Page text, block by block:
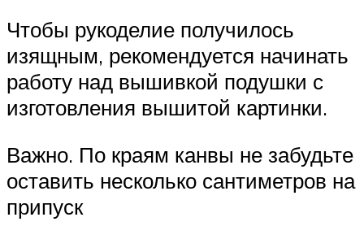
Чтобы рукоделие получилось
изящным, рекомендуется начинать
работу над вышивкой подушки с
изготовления вышитой картинки.
Важно. По краям канвы не забудьте
оставить несколько сантиметров на
припуск